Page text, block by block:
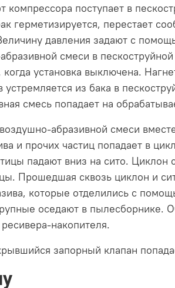
компрессора поступает в
герметизируется, перестает
давления задают с
смеси в
установка выключена.
из бака в
смесь попадает на
абразивной смеси
и прочих частиц попадает в
падают вниз на сито.
Прошедшая сквозь циклон и
которые отделились с
оседают в пылесборнике.
накопителя.
запорный клапан